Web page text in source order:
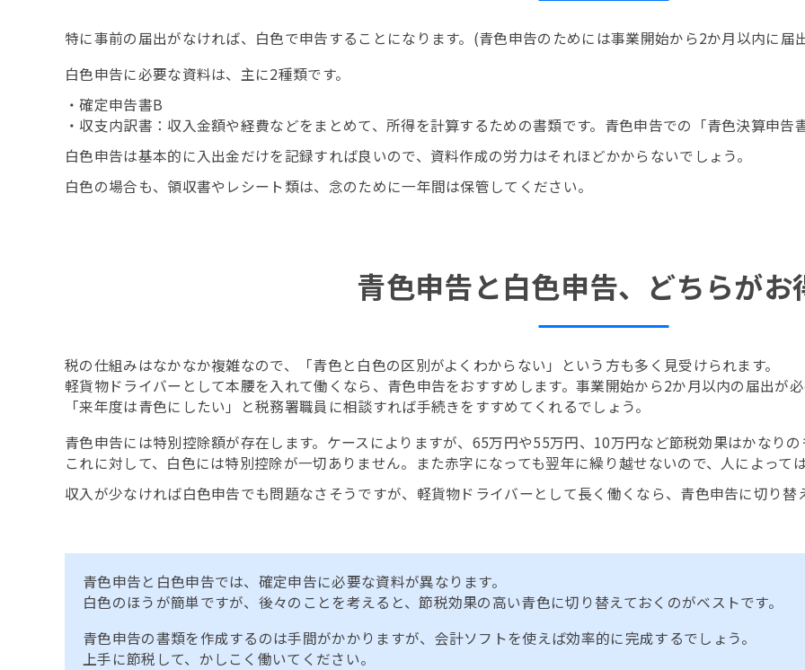
特に事前の届出がなければ、白色で申告することになります。(青色申告のためには事業開始から2か月以内に届
白色申告に必要な資料は、主に2種類です。
・確定申告書B
・収支内訳書：収入金額や経費などをまとめて、所得を計算するための書類です。青色申告での「青色決算申告
白色申告は基本的に入出金だけを記録すれば良いので、資料作成の労力はそれほどかからないでしょう。
白色の場合も、領収書やレシート類は、念のために一年間は保管してください。
青色申告と白色申告、どちらがお
税の仕組みはなかなか複雑なので、「青色と白色の区別がよくわからない」という方も多く見受けられます。
軽貨物ドライバーとして本腰を入れて働くなら、青色申告をおすすめします。事業開始から2か月以内の届出が
「来年度は青色にしたい」と税務署職員に相談すれば手続きをすすめてくれるでしょう。
青色申告には特別控除額が存在します。ケースによりますが、65万円や55万円、10万円など節税効果はかなりの
これに対して、白色には特別控除が一切ありません。また赤字になっても翌年に繰り越せないので、人によって
収入が少なければ白色申告でも問題なさそうですが、軽貨物ドライバーとして長く働くなら、青色申告に切り替
青色申告と白色申告では、確定申告に必要な資料が異なります。
白色のほうが簡単ですが、後々のことを考えると、節税効果の高い青色に切り替えておくのがベストです。
青色申告の書類を作成するのは手間がかかりますが、会計ソフトを使えば効率的に完成するでしょう。
上手に節税して、かしこく働いてください。